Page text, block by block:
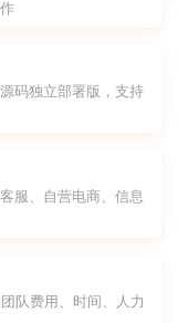
码独立部署版，支持
服、自营电商、信息
队费用、时间、人力